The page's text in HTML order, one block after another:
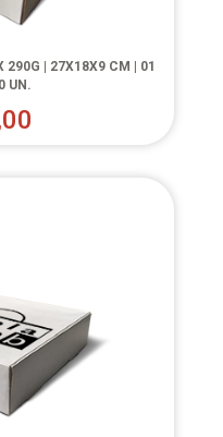
290G | 27X18X9 CM | 01
UN.